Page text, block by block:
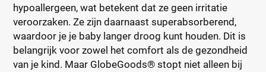
hypoallergeen, wat betekent dat ze geen irritatie
veroorzaken. Ze zijn daarnaast superabsorberend,
waardoor je je baby langer droog kunt houden. Dit is
belangrijk voor zowel het comfort als de gezondheid
van je kind. Maar GlobeGoods® stopt niet alleen bij